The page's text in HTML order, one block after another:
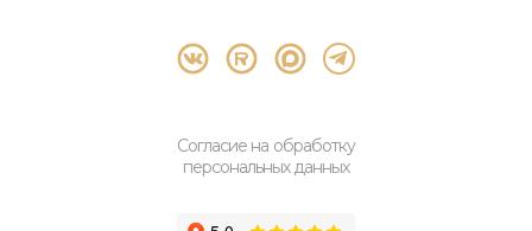
Согласие на обработку
персональных данных